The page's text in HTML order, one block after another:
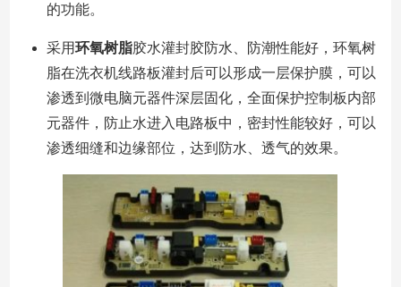
的功能。
采用环氧树脂胶水灌封胶防水、防潮性能好，环氧树
脂在洗衣机线路板灌封后可以形成一层保护膜，可以
渗透到微电脑元器件深层固化，全面保护控制板内部
元器件，防止水进入电路板中，密封性能较好，可以
渗透细缝和边缘部位，达到防水、透气的效果。